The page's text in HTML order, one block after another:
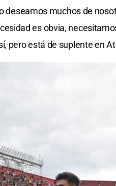
deseamos muchos de
es obvia,
pero está de suplente en